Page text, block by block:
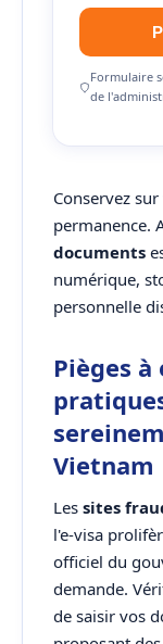
Formulaire
de
Conservez
permanence.
documents
numérique,
personnelle
Pièges
Vietnam
Les sites
l'e-visa
officiel du
demande.
de saisir vos